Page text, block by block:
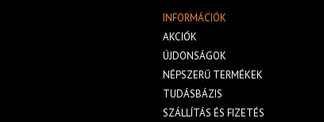
INFORMÁCIÓK
AKCIÓK
ÚJDONSÁGOK
NÉPSZERŰ TERMÉKEK
TUDÁSBÁZIS
SZÁLLÍTÁS ÉS FIZETÉS